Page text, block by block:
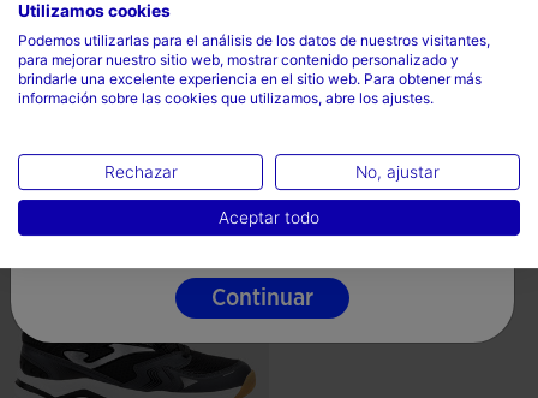
Zapatillas Voleibol V.Dynamic
Lady 26 Mujer N...
3 Colores
Zapatillas Voleibol V.Dynamic
Lady 26 Mujer B...
52,99€
3 Colores
Selecciona tu país e idioma
País
España
Idioma
Español
Continuar
Utilizamos cookies
Podemos utilizarlas para el análisis de los datos de nuestros visitantes,
para mejorar nuestro sitio web, mostrar contenido personalizado y
brindarle una excelente experiencia en el sitio web. Para obtener más
información sobre las cookies que utilizamos, abre los ajustes.
Rechazar No, ajustar
Aceptar todo